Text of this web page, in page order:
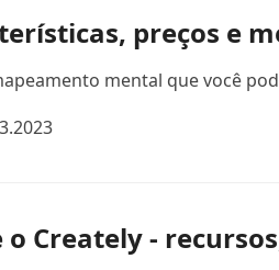
preços e
mental que você
Creately -